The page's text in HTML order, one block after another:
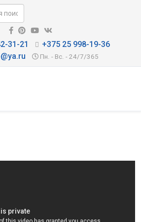
31-21
+375 25 998-19-36
Пн. - Вс. - 24/7/365